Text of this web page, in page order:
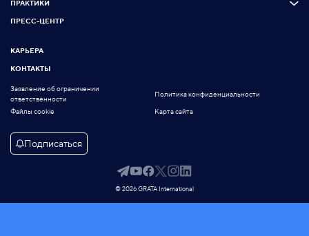
ПРАКТИКИ
ПРЕСС-ЦЕНТР
КАРЬЕРА
КОНТАКТЫ
Заявление об ограничении
ответственности
Политика конфиденциальности
Файлы cookie Карта сайта
Подписаться
© 2026 GRATA International